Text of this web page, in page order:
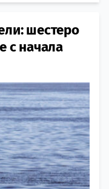
шестеро
с начала